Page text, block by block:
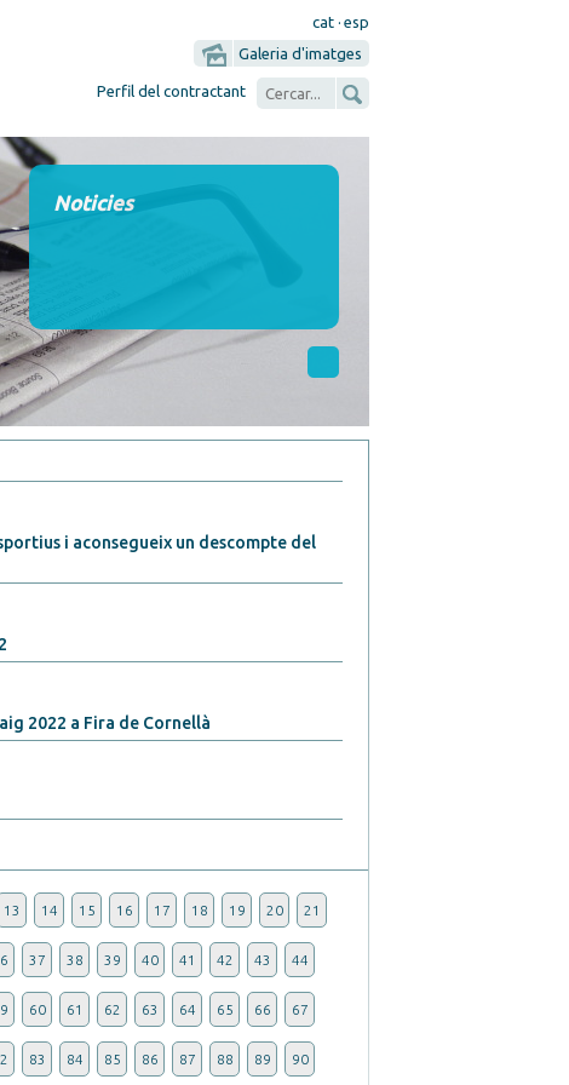
cat · esp
Galeria d'imatges
Perfil del contractant
Noticies
i aconsegueix un descompte del
2022 a Fira de Cornellà
13 14 15 16 17 18 19 20 21
37 38 39 40 41 42 43 44
60 61 62 63 64 65 66 67
83 84 85 86 87 88 89 90